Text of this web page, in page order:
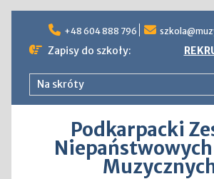
content
+48 604 888 796
Zapisy do szkoły:
Na skróty
Podkarpacki
Niepaństwowych